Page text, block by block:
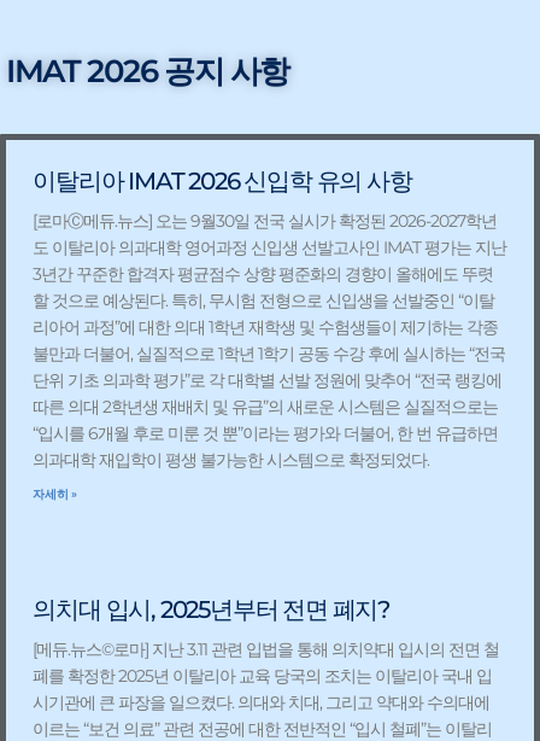
IMAT 2026 공지 사항
이탈리아 IMAT 2026 신입학 유의 사항
[로마Ⓒ메듀.뉴스] 오는 9월30일 전국 실시가 확정된 2026-2027학년
도 이탈리아 의과대학 영어과정 신입생 선발고사인 IMAT 평가는 지난
3년간 꾸준한 합격자 평균점수 상향 평준화의 경향이 올해에도 뚜렷
할 것으로 예상된다. 특히, 무시험 전형으로 신입생을 선발중인 “이탈
리아어 과정”에 대한 의대 1학년 재학생 및 수험생들이 제기하는 각종
불만과 더불어, 실질적으로 1학년 1학기 공동 수강 후에 실시하는 “전국
단위 기초 의과학 평가”로 각 대학별 선발 정원에 맞추어 “전국 랭킹에
따른 의대 2학년생 재배치 및 유급”의 새로운 시스템은 실질적으로는
“입시를 6개월 후로 미룬 것 뿐”이라는 평가와 더불어, 한 번 유급하면
의과대학 재입학이 평생 불가능한 시스템으로 확정되었다.
자세히 »
의치대 입시, 2025년부터 전면 폐지?
[메듀.뉴스©️로마] 지난 3.11 관련 입법을 통해 의치약대 입시의 전면 철
폐를 확정한 2025년 이탈리아 교육 당국의 조치는 이탈리아 국내 입
시기관에 큰 파장을 일으켰다. 의대와 치대, 그리고 약대와 수의대에
이르는 “보건 의료” 관련 전공에 대한 전반적인 “입시 철폐”는 이탈리